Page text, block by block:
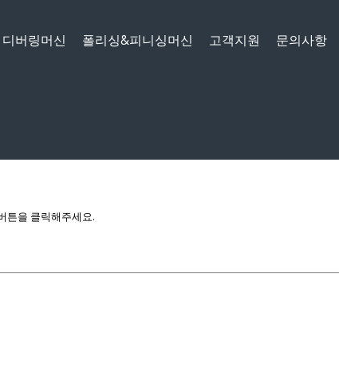
디버링머신 폴리싱&피니싱머신 고객지원 문의사항
튼을 클릭해주세요.